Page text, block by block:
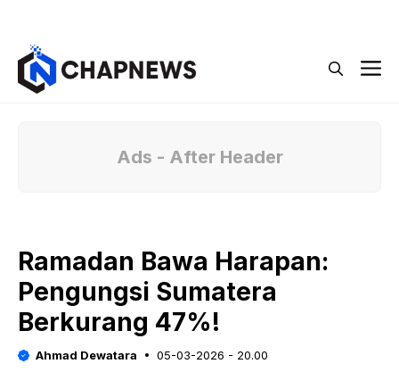
Ads - After Header
Ramadan Bawa Harapan:
Pengungsi Sumatera
Berkurang 47%!
Ahmad Dewatara 05-03-2026 - 20.00